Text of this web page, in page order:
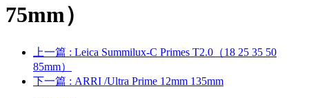
75mm）
上一篇 : Leica Summilux-C Primes T2.0（18 25 35 50
85mm）
下一篇 : ARRI /Ultra Prime 12mm 135mm